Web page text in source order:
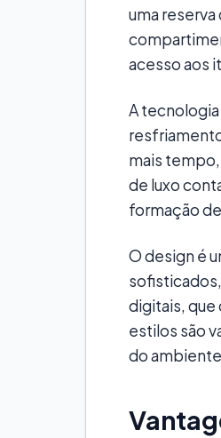
uma
acesso aos
A
mais
de luxo
formação
O design é
digitais, que
estilos são
do